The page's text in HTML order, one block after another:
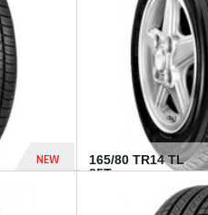
NEW
165/80 TR14 TL
85T...